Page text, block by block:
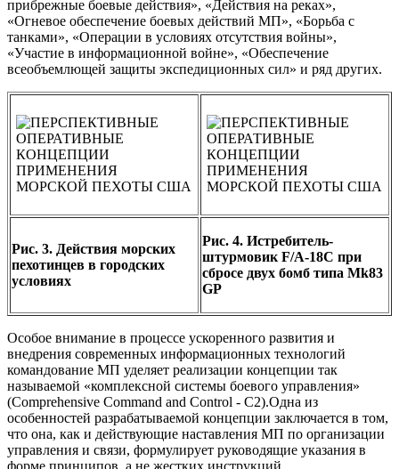
прибрежные боевые действия», «Действия на реках»,
«Огневое обеспечение боевых действий МП», «Борьба с
танками», «Операции в условиях отсутствия войны»,
«Участие в информационной войне», «Обеспечение
всеобъемлющей защиты экспедиционных сил» и ряд других.
Рис. 3. Действия морских
пехотинцев в городских
условиях
Рис. 4. Истребитель-
штурмовик F/A-18C при
сбросе двух бомб типа Mk83
GP
Особое внимание в процессе ускоренного развития и
внедрения современных информационных технологий
командование МП уделяет реализации концепции так
называемой «комплексной системы боевого управления»
(Comprehensive Command and Control - С2).Одна из
особенностей разрабатываемой концепции заключается в том,
что она, как и действующие наставления МП по организации
управления и связи, формулирует руководящие указания в
форме принципов, а не жестких инструкций.